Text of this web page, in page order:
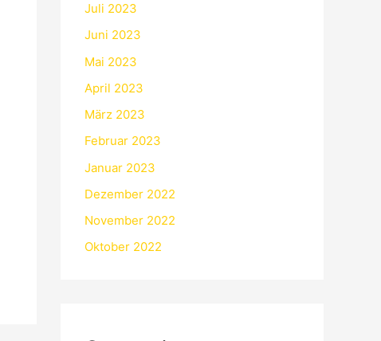
Juli 2023
Juni 2023
Mai 2023
April 2023
März 2023
Februar 2023
Januar 2023
Dezember 2022
November 2022
Oktober 2022